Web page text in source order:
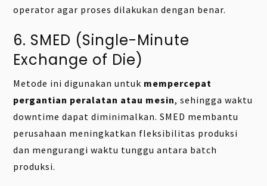
operator agar proses dilakukan dengan benar.
6. SMED (Single-Minute
Exchange of Die)
Metode ini digunakan untuk mempercepat
pergantian peralatan atau mesin, sehingga waktu
downtime dapat diminimalkan. SMED membantu
perusahaan meningkatkan fleksibilitas produksi
dan mengurangi waktu tunggu antara batch
produksi.